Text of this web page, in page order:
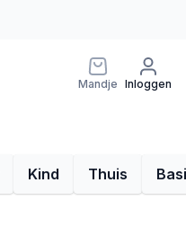
Mandje Inloggen
Kind Thuis